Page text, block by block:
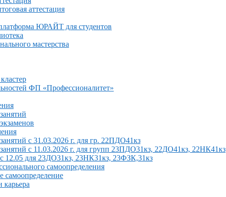
аттестация
ЮРАЙТ для студентов
мастерства
ФП «Профессионалитет»
с 31.03.2026 г. для гр. 22ПДО41кз
с 11.03.2026 г. для групп 23ПДО31кз, 22ДО41кз, 22НК41кз
12.05 для 23ДО31кз, 23НК31кз, 23ФЗК,31кз
самоопределения
самоопределение
карьера